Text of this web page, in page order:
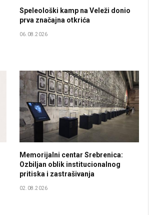
Speleološki kamp na Veleži donio
prva značajna otkrića
06.08.2026
Memorijalni centar Srebrenica:
Ozbiljan oblik institucionalnog
pritiska i zastrašivanja
02.08.2026